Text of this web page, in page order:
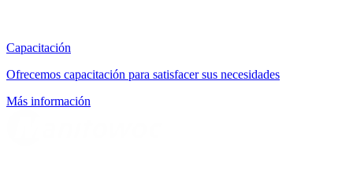
Capacitación
Ofrecemos capacitación para satisfacer sus necesidades
Más información